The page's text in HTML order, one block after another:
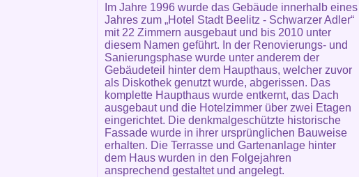
Im Jahre 1996 wurde das Gebäude innerhalb eines
Jahres zum „Hotel Stadt Beelitz - Schwarzer Adler“
mit 22 Zimmern ausgebaut und bis 2010 unter
diesem Namen geführt. In der Renovierungs- und
Sanierungsphase wurde unter anderem der
Gebäudeteil hinter dem Haupthaus, welcher zuvor
als Diskothek genutzt wurde, abgerissen. Das
komplette Haupthaus wurde entkernt, das Dach
ausgebaut und die Hotelzimmer über zwei Etagen
eingerichtet. Die denkmalgeschützte historische
Fassade wurde in ihrer ursprünglichen Bauweise
erhalten. Die Terrasse und Gartenanlage hinter
dem Haus wurden in den Folgejahren
ansprechend gestaltet und angelegt.